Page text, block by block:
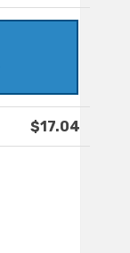
$17.04